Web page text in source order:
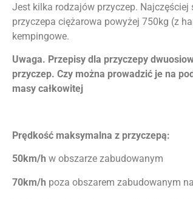
Jest kilka rodzajów przyczep.
przyczepa ciężarowa powyżej 750kg (z
kempingowe.
Uwaga. Przepisy dla przyczepy
przyczep. Czy można prowadzić je na
masy całkowitej
Prędkość maksymalna z przyczepą:
50km/h w obszarze zabudowanym
70km/h poza obszarem zabudowanym